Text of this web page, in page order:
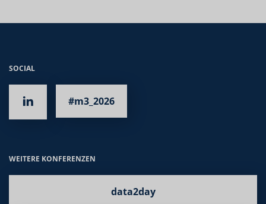
SOCIAL
#m3_2026
WEITERE KONFERENZEN
data2day